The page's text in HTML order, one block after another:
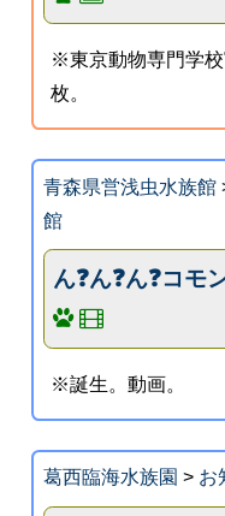
※東京動物専門学
枚。
青森県営浅虫水族館
館
ん❓ん❓ん❓コ
※誕生。動画。
葛西臨海水族園 > お